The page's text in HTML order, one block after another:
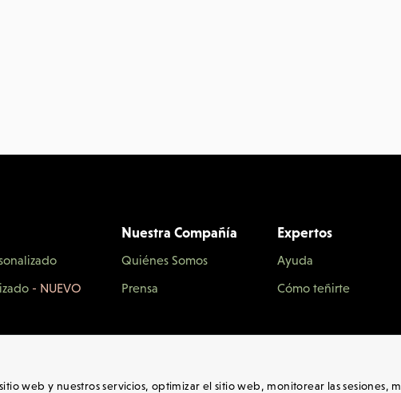
- NUEVO
Nuestra Compañía
Quiénes Somos
Prensa
Expertos
Ayuda
Cómo teñirte
web y nuestros servicios, optimizar el sitio web, monitorear las sesiones,